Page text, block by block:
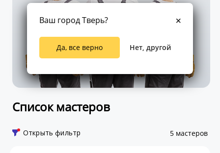
Список мастеров
Открыть фильтр 5 мастеров
Ваш город Тверь?
Да, все верно Нет, другой